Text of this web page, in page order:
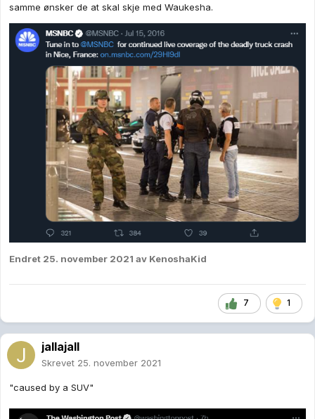
samme ønsker de at skal skje med Waukesha.
Endret 25. november 2021 av KenoshaKid
7 1
jallajall
Skrevet 25. november 2021
"caused by a SUV"